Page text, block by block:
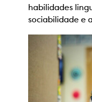
habilidades
sociabilidade e